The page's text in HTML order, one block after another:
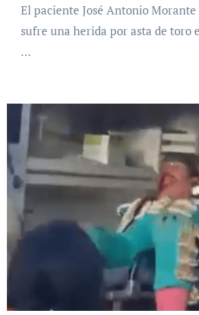
El paciente José Antonio Morante de la Puebla
sufre una herida por asta de toro
…